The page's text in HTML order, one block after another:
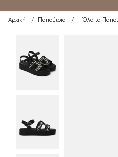
Αρχική / Παπούτσια / Όλα τα